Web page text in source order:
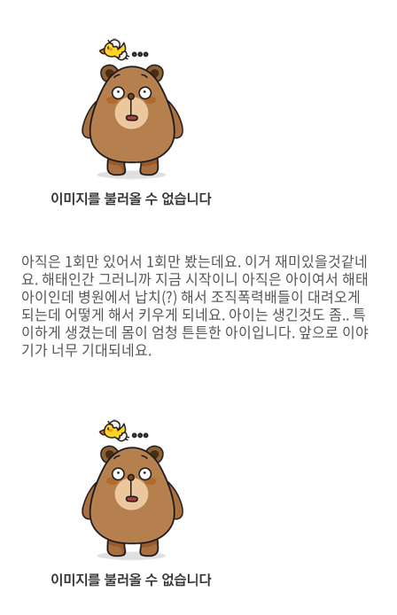
아직은 1회만 있어서 1회만 봤는데요. 이거 재미있을것같네
요. 해태인간 그러니까 지금 시작이니 아직은 아이여서 해태
아이인데 병원에서 납치(?) 해서 조직폭력배들이 대려오게
되는데 어떻게 해서 키우게 되네요. 아이는 생긴것도 좀.. 특
이하게 생겼는데 몸이 엄청 튼튼한 아이입니다. 앞으로 이야
기가 너무 기대되네요.